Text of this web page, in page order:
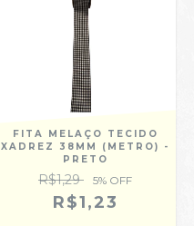
FITA MELAÇO TECIDO
XADREZ 38MM (METRO) -
PRETO
R$1,29 5% OFF
R$1,23